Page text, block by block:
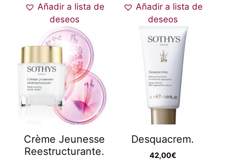
Añadir a lista de
deseos
Añadir a lista de
deseos
Crème Jeunesse
Reestructurante.
Desquacrem.
42,00€